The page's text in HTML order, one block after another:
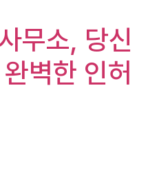
무소, 당신
벽한 인허